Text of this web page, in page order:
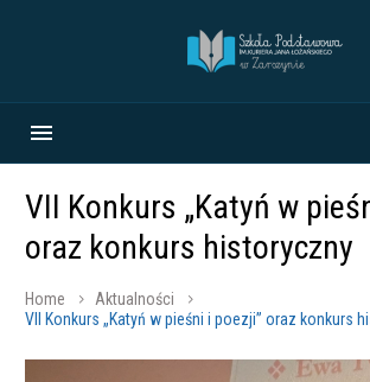
VII Konkurs „Katyń w
oraz konkurs historyczny
Home
Aktualności
VII Konkurs „Katyń w pieśni i poezji” oraz konkurs